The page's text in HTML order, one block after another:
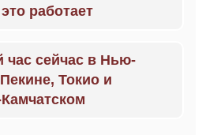
работает
час сейчас в Нью-
Токио и